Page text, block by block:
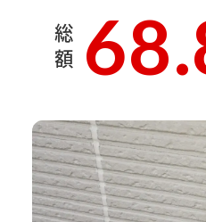
総
額